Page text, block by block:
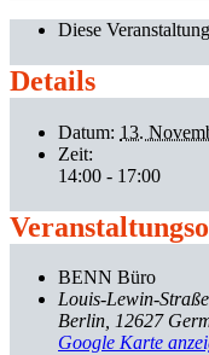
Diese
Details
Datum: 13.
Zeit:
14:00 - 17:00
BENN Büro
Louis-Lewin-
Berlin, 12627
Google Karte